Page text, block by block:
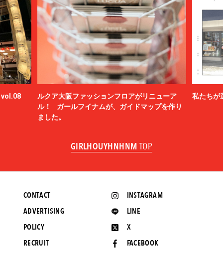
vol.08
ルクア大阪ファッションフロアがリニューア
ル！ ガールフイナムが、ガイドマップを作り
ました。
私たちが
GIRLHOUYHNHNM TOP
INSTAGRAM
LINE
X
FACEBOOK
CONTACT
ADVERTISING
POLICY
RECRUIT